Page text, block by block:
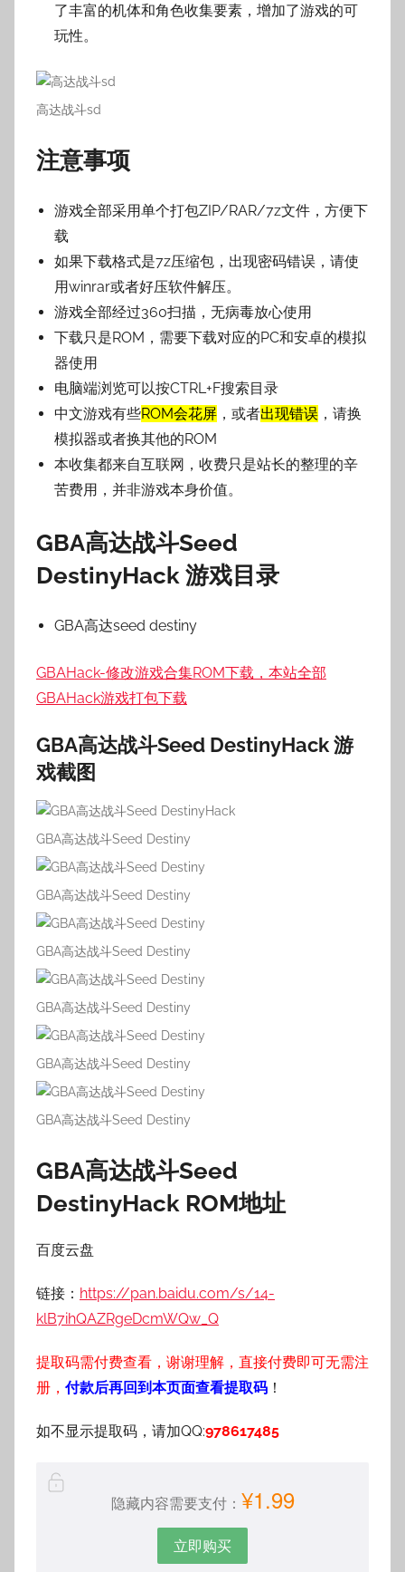
了丰富的机体和角色收集要素，增加了游戏的可
玩性。
高达战斗sd
注意事项
游戏全部采用单个打包ZIP/RAR/7z文件，方便下
载
如果下载格式是7z压缩包，出现密码错误，请使
用winrar或者好压软件解压。
游戏全部经过360扫描，无病毒放心使用
下载只是ROM，需要下载对应的PC和安卓的模拟
器使用
电脑端浏览可以按CTRL+F搜索目录
中文游戏有些ROM会花屏 ，或者出现错误 ，请换
模拟器或者换其他的ROM
本收集都来自互联网，收费只是站长的整理的辛
苦费用，并非游戏本身价值。
GBA高达战斗Seed
DestinyHack 游戏目录
GBA高达seed destiny
GBAHack-修改游戏合集ROM下载，本站全部
GBAHack游戏打包下载
GBA高达战斗Seed DestinyHack 游
戏截图
GBA高达战斗Seed Destiny
GBA高达战斗Seed Destiny
GBA高达战斗Seed Destiny
GBA高达战斗Seed Destiny
GBA高达战斗Seed Destiny
GBA高达战斗Seed Destiny
GBA高达战斗Seed
DestinyHack ROM地址
百度云盘
链接： https://pan.baidu.com/s/14-
klB7ihQAZRgeDcmWQw_Q
提取码需付费查看，谢谢理解，直接付费即可无需注
册， 付款后再回到本页面查看提取码 ！
如不显示提取码，请加QQ:978617485
隐藏内容需要支付： ¥1.99
立即购买